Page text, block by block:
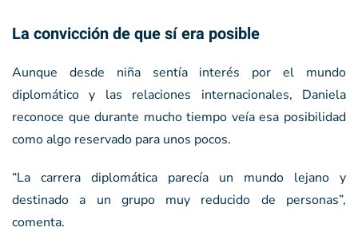
La convicción de que sí era posible
Aunque desde niña sentía interés por el mundo
diplomático y las relaciones internacionales, Daniela
reconoce que durante mucho tiempo veía esa posibilidad
como algo reservado para unos pocos.
“La carrera diplomática parecía un mundo lejano y
destinado a un grupo muy reducido de personas”,
comenta.